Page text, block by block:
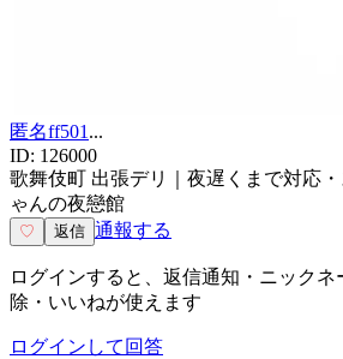
匿名ff501 ...
ID: 126000
歌舞伎町 出張デリ｜夜遅くまで対応
ゃんの夜戀館
♡ 返信 通報する
ログインすると、返信通知・ニックネ
除・いいねが使えます
ログインして回答